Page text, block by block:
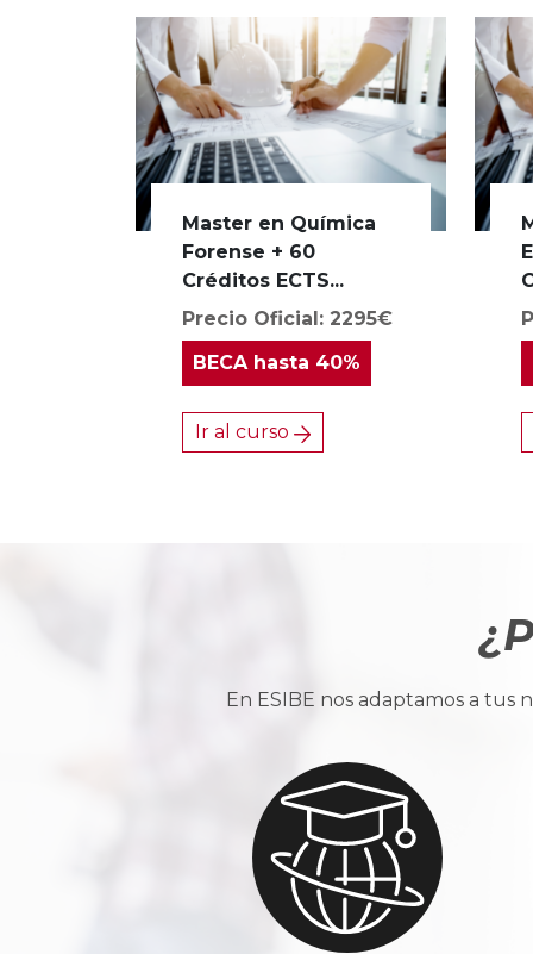
Master en Química
Forense + 60
Créditos ECTS...
Precio Oficial: 2295€
BECAhasta 40%
Ir al curso
En ESIBE nos adaptamos a